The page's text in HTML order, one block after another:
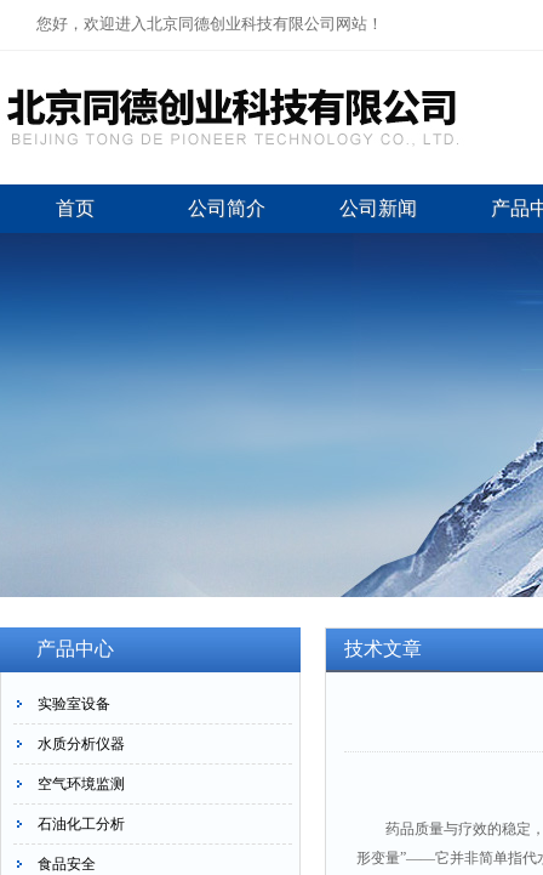
您好，欢迎进入北京同德创业科技有限公司网站！
首页 公司简介 公司新闻 产品
产品中心
实验室设备
水质分析仪器
空气环境监测
石油化工分析
食品安全
技术文章
药品质量与疗效的稳定，
形变量”——它并非简单指代